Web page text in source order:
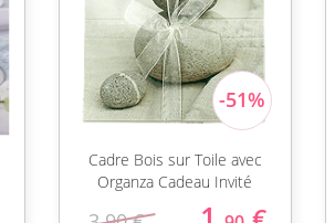
Cadre Bois sur Toile avec
Organza Cadeau Invité